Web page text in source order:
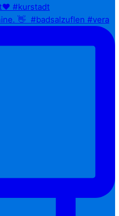
👋⁠ ⁠ #badsalzuflen #vera